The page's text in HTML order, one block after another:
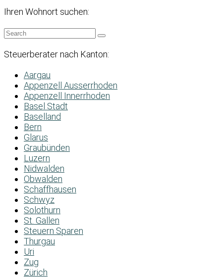
Ihren Wohnort suchen:
Steuerberater nach Kanton:
Aargau
Appenzell Ausserrhoden
Appenzell Innerrhoden
Basel Stadt
Baselland
Bern
Glarus
Graubünden
Luzern
Nidwalden
Obwalden
Schaffhausen
Schwyz
Solothurn
St. Gallen
Steuern Sparen
Thurgau
Uri
Zug
Zürich